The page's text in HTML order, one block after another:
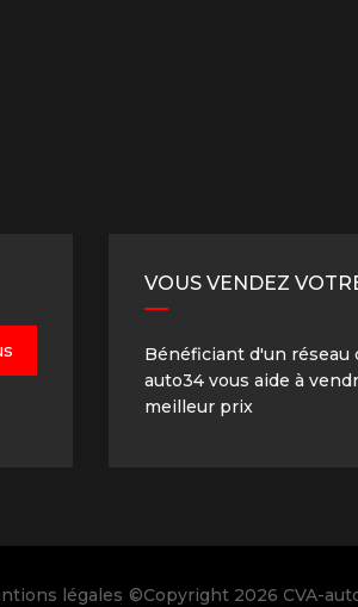
VOUS VENDEZ
Bénéficiant d'un réseau
auto34 vous aide à
meilleur prix
légales ©Copyright 2026 CVA-